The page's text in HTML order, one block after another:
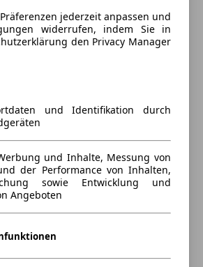
jederzeit anpassen und
widerrufen, indem Sie in
den Privacy Manager
und Identifikation durch
und Inhalte, Messung von
der Performance von Inhalten,
sowie Entwicklung und
Angeboten